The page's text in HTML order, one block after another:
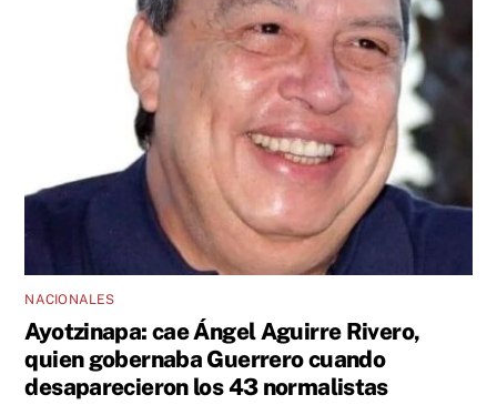
NACIONALES
Ayotzinapa: cae Ángel Aguirre Rivero,
quien gobernaba Guerrero cuando
desaparecieron los 43 normalistas